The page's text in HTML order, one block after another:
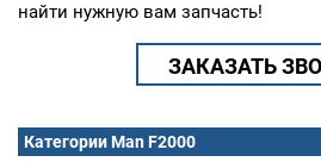
Категории Man F2000
найти нужную вам запчасть!
ЗАКАЗАТЬ